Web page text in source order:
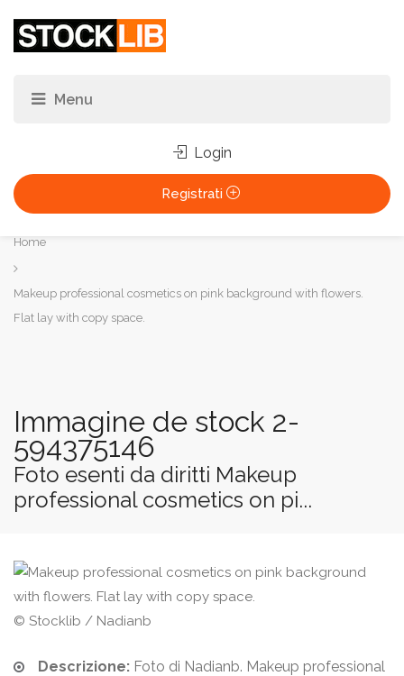
Login
Registrati
Tu
sei
qui:
Home
Makeup professional cosmetics on pink background with flowers.
Flat lay with copy space.
Immagine de stock 2-
594375146
Foto esenti da diritti Makeup
professional cosmetics on pi...
© Stocklib / Nadianb
Descrizione: Foto di Nadianb. Makeup professional